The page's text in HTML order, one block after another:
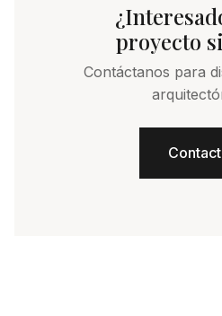
proyecto
Contáctanos para